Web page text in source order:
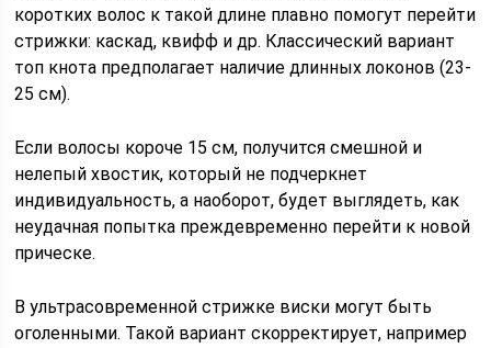
коротких волос к такой длине плавно помогут перейти
стрижки: каскад, квифф и др. Классический вариант
топ кнота предполагает наличие длинных локонов (23-
25 см).
Если волосы короче 15 см, получится смешной и
нелепый хвостик, который не подчеркнет
индивидуальность, а наоборот, будет выглядеть, как
неудачная попытка преждевременно перейти к новой
прическе.
В ультрасовременной стрижке виски могут быть
оголенными. Такой вариант скорректирует, например